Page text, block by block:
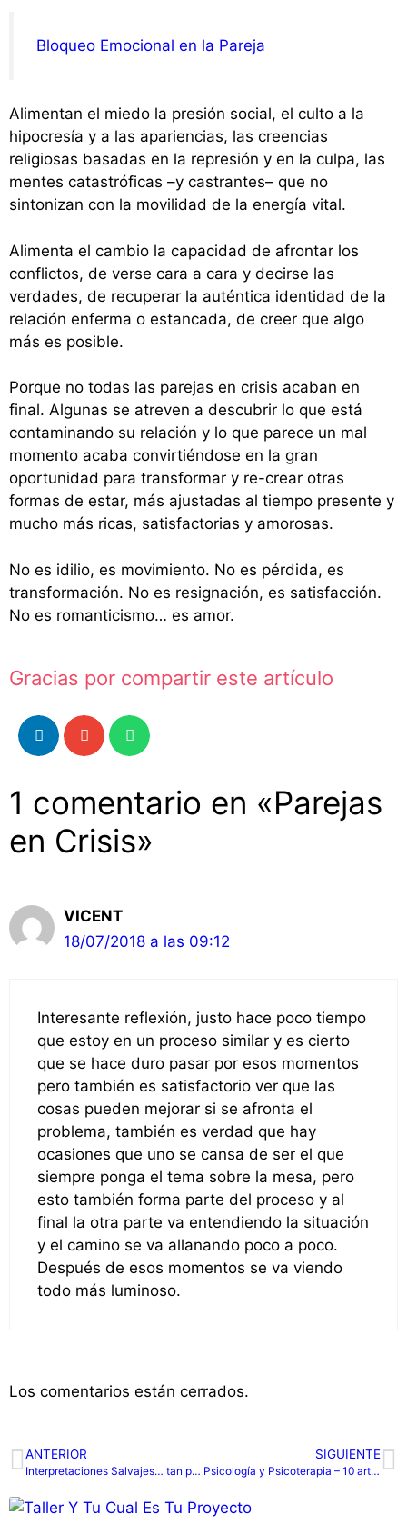
Bloqueo Emocional en la Pareja
Alimentan el miedo la presión social, el culto a la
hipocresía y a las apariencias, las creencias
religiosas basadas en la represión y en la culpa, las
mentes catastróficas –y castrantes– que no
sintonizan con la movilidad de la energía vital.
Alimenta el cambio la capacidad de afrontar los
conflictos, de verse cara a cara y decirse las
verdades, de recuperar la auténtica identidad de la
relación enferma o estancada, de creer que algo
más es posible.
Porque no todas las parejas en crisis acaban en
final. Algunas se atreven a descubrir lo que está
contaminando su relación y lo que parece un mal
momento acaba convirtiéndose en la gran
oportunidad para transformar y re-crear otras
formas de estar, más ajustadas al tiempo presente y
mucho más ricas, satisfactorias y amorosas.
No es idilio, es movimiento. No es pérdida, es
transformación. No es resignación, es satisfacción.
No es romanticismo… es amor.
Gracias por compartir este artículo
1 comentario en «Parejas
en Crisis»
VICENT
18/07/2018 a las 09:12
Interesante reflexión, justo hace poco tiempo
que estoy en un proceso similar y es cierto
que se hace duro pasar por esos momentos
pero también es satisfactorio ver que las
cosas pueden mejorar si se afronta el
problema, también es verdad que hay
ocasiones que uno se cansa de ser el que
siempre ponga el tema sobre la mesa, pero
esto también forma parte del proceso y al
final la otra parte va entendiendo la situación
y el camino se va allanando poco a poco.
Después de esos momentos se va viendo
todo más luminoso.
Los comentarios están cerrados.
ANTERIOR
Interpretaciones Salvajes… tan poco Terapéuticas
SIGUIENTE
Psicología y Psicoterapia – 10 artículos